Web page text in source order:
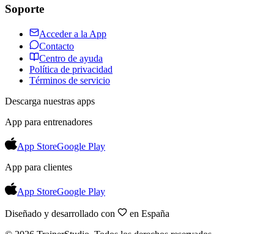
Soporte
Acceder a la App
Contacto
Centro de ayuda
Política de privacidad
Términos de servicio
Descarga nuestras apps
App para entrenadores
App StoreGoogle Play
App para clientes
App StoreGoogle Play
Diseñado y desarrollado con
en España